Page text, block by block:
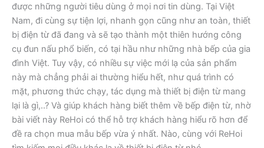
được những người tiêu dùng ở mọi nơi tin dùng. Tại Việt
Nam, đi cùng sự tiện lợi, nhanh gọn cũng như an toàn, thiết
bị điện từ đã đang và sẽ tạo thành một thiên hướng công
cụ đun nấu phổ biến, có tại hầu như những nhà bếp của gia
đình Việt. Tuy vậy, có nhiều sự việc mới lạ của sản phẩm
này mà chẳng phải ai thường hiểu hết, như quá trình có
mặt, phương thức chạy, tác dụng mà thiết bị điện từ mang
lại là gì,..? Và giúp khách hàng biết thêm về bếp điện từ, nhờ
bài viết này ReHoi có thể hỗ trợ khách hàng hiểu rõ hơn để
đề ra chọn mua mẫu bếp vừa ý nhất. Nào, cùng với ReHoi